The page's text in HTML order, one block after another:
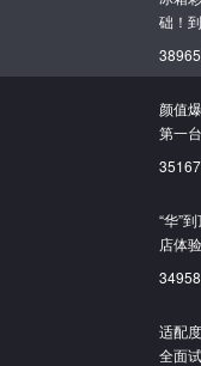
础！
M8
颜值
第一
“华”
店体
适配
全面